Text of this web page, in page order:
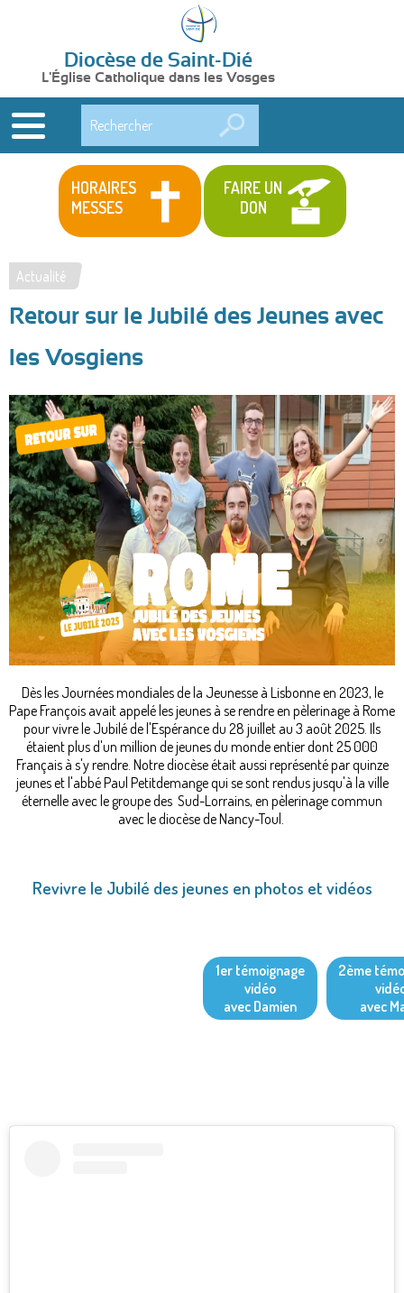
Diocèse de Saint-Dié
L'Église Catholique dans les Vosges
HORAIRES
MESSES
FAIRE UN
DON
Vous
êtes
ici
Actualité
Retour sur le Jubilé des Jeunes avec
les Vosgiens
Dès les Journées mondiales de la Jeunesse à Lisbonne en 2023, le
Pape François avait appelé les jeunes à se rendre en pèlerinage à Rome
pour vivre le Jubilé de l'Espérance du 28 juillet au 3 août 2025. Ils
étaient plus d'un million de jeunes du monde entier dont 25 000
Français à s'y rendre. Notre diocèse était aussi représenté par quinze
jeunes et l'abbé Paul Petitdemange qui se sont rendus jusqu'à la ville
éternelle avec le groupe des Sud-Lorrains, en pèlerinage commun
avec le diocèse de Nancy-Toul.
Revivre le Jubilé des jeunes en photos et vidéos
1er témoignage
vidéo
avec Damien
2ème
avec